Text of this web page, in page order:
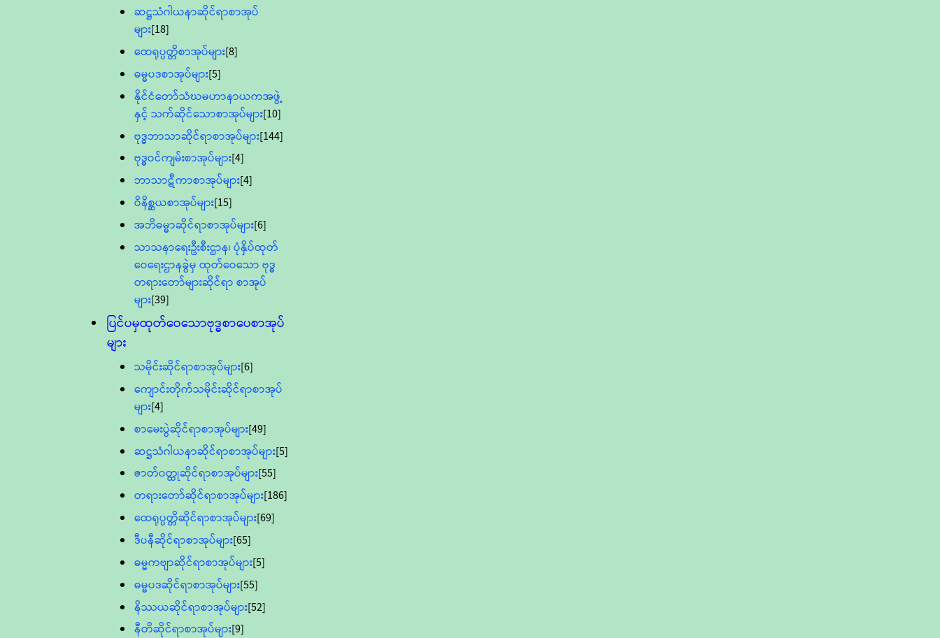
ဆဋ္ဌသံဂါယနာဆိုင်ရာစာအုပ်
များ[18]
ထေရုပ္ပတ္တိစာအုပ်များ[8]
ဓမ္မပဒစာအုပ်များ[5]
နိုင်ငံတော်သံဃမဟာနာယကအဖွဲ့
နှင့် သက်ဆိုင်သောစာအုပ်များ[10]
ဗုဒ္ဓဘာသာဆိုင်ရာစာအုပ်များ[144]
ဗုဒ္ဓဝင်ကျမ်းစာအုပ်များ[4]
ဘာသာဋီကာစာအုပ်များ[4]
ဝိနိစ္ဆယစာအုပ်များ[15]
အဘိဓမ္မာဆိုင်ရာစာအုပ်များ[6]
သာသနာရေးဦးစီးဌာန၊ ပုံနှိပ်ထုတ်
ဝေရေးဌာနခွဲမှ ထုတ်ဝေသော ဗုဒ္ဓ
တရားတော်များဆိုင်ရာ စာအုပ်
များ[39]
ပြင်ပမှထုတ်ဝေသောဗုဒ္ဓစာပေစာအုပ်
များ
သမိုင်းဆိုင်ရာစာအုပ်များ[6]
ကျောင်းတိုက်သမိုင်းဆိုင်ရာစာအုပ်
များ[4]
စာမေးပွဲဆိုင်ရာစာအုပ်များ[49]
ဆဋ္ဌသံဂါယနာဆိုင်ရာစာအုပ်များ[5]
ဇာတ်၀တ္ထုဆိုင်ရာစာအုပ်များ[55]
တရားတော်ဆိုင်ရာစာအုပ်များ[186]
ထေရုပ္ပတ္တိဆိုင်ရာစာအုပ်များ[69]
ဒီပနီဆိုင်ရာစာအုပ်များ[65]
ဓမ္မကဗျာဆိုင်ရာစာအုပ်များ[5]
ဓမ္မပဒဆိုင်ရာစာအုပ်များ[55]
နိဿယဆိုင်ရာစာအုပ်များ[52]
နီတိဆိုင်ရာစာအုပ်များ[9]